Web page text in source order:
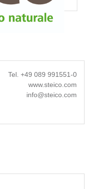
Tel. +49 089 991551-0
www.steico.com
info@steico.com